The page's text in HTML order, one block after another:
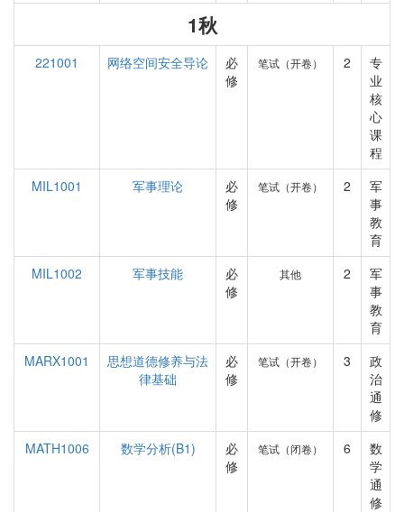
1秋
221001 网络空间安全导论
必
修
笔试（开卷） 2
专
业
核
心
课
程
MIL1001
军事理论
必
修
笔试（开卷） 2
军
事
教
育
MIL1002
军事技能
必
修
其他 2
军
事
教
育
MARX1001
思想道德修养与法
律基础
必
修
笔试（开卷） 3
政
治
通
修
MATH1006
数学分析(B1)
必
修
笔试（闭卷） 6
数
学
通
修